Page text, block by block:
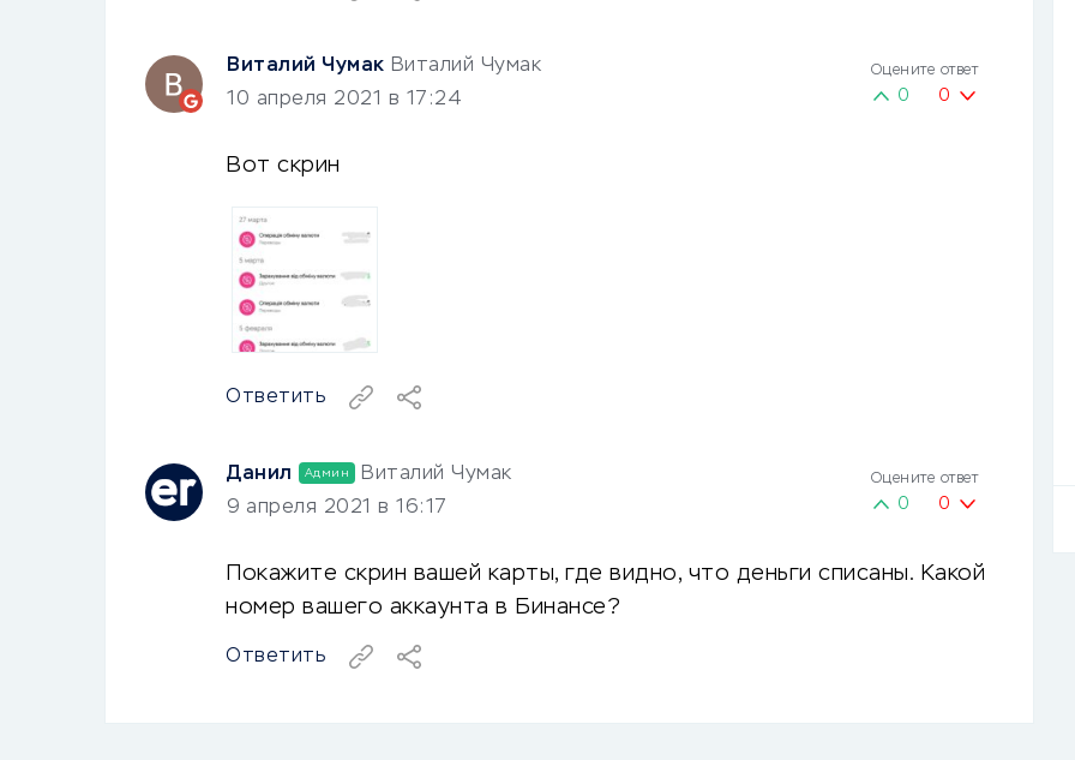
Данил Админ
Виталий Чумак
9 апреля 2021 в 16:17
Оцените ответ
0 0
Покажите скрин вашей карты, где видно, что деньги списаны. Какой
номер вашего аккаунта в Бинансе?
Ответить
Виталий Чумак Виталий Чумак
10 апреля 2021 в 17:24
Оцените ответ
0 0
Вот скрин
Ответить